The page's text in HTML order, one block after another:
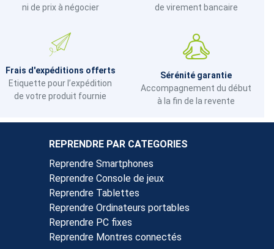
ni de prix à négocier
de virement bancaire
Frais d'expéditions offerts
Etiquette pour l’expédition
de votre produit fournie
Sérénité garantie
Accompagnement du début
à la fin de la revente
REPRENDRE PAR CATEGORIES
Reprendre Smartphones
Reprendre Console de jeux
Reprendre Tablettes
Reprendre Ordinateurs portables
Reprendre PC fixes
Reprendre Montres connectés